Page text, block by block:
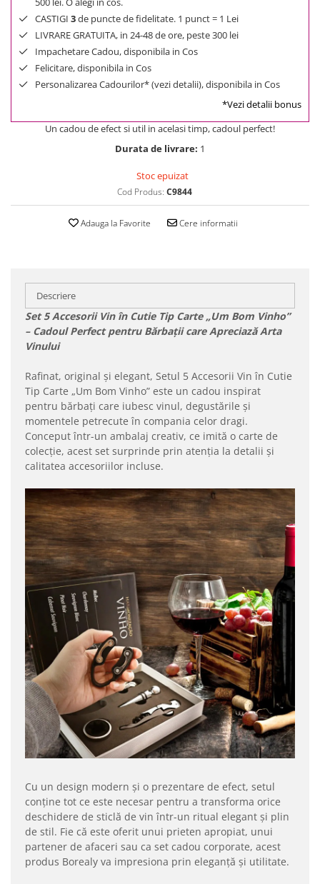
CASTIGI 3de puncte de fidelitate. 1 punct = 1 Lei
LIVRARE GRATUITA, in 24-48 de ore, peste 300 lei
Impachetare Cadou, disponibila in Cos
Felicitare, disponibila in Cos
Personalizarea Cadourilor* (vezi detalii), disponibila in Cos
*Vezi detalii bonus
Un cadou de efect si util in acelasi timp, cadoul perfect!
Durata de livrare: 1
Stoc epuizat
Cod Produs: C9844
Adauga la Favorite Cere informatii
Descriere
Set 5 Accesorii Vin în Cutie Tip Carte „Um Bom Vinho”
– Cadoul Perfect pentru Bărbații care Apreciază Arta
Vinului
Rafinat, original și elegant, Setul 5 Accesorii Vin în Cutie
Tip Carte „Um Bom Vinho” este un cadou inspirat
pentru bărbați care iubesc vinul, degustările și
momentele petrecute în compania celor dragi.
Conceput într-un ambalaj creativ, ce imită o carte de
colecție, acest set surprinde prin atenția la detalii și
calitatea accesoriilor incluse.
Cu un design modern și o prezentare de efect, setul
conține tot ce este necesar pentru a transforma orice
deschidere de sticlă de vin într-un ritual elegant și plin
de stil. Fie că este oferit unui prieten apropiat, unui
partener de afaceri sau ca set cadou corporate, acest
produs Borealy va impresiona prin eleganță și utilitate.